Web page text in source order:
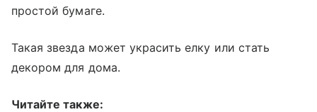
простой бумаге.
Такая звезда может украсить елку или стать
декором для дома.
Читайте также: